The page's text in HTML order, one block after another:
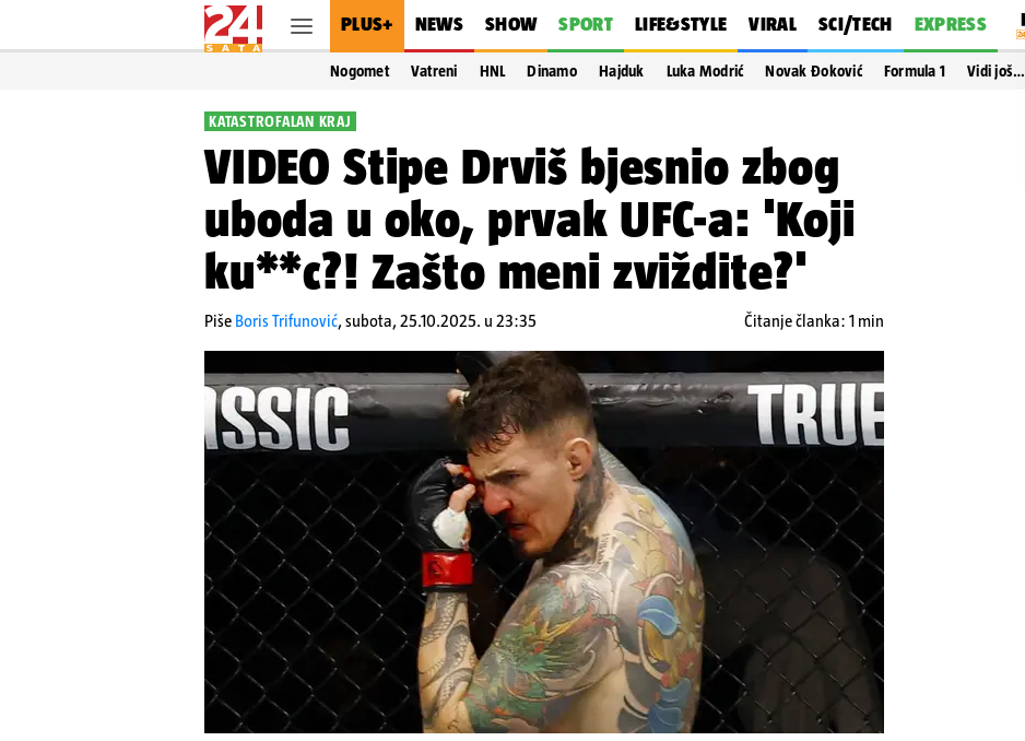
PLUS+ NEWS SHOW SPORT LIFE&STYLE VIRAL SCI/TECH EXPRESS
Nogomet Vatreni HNL Dinamo Hajduk Luka Modrić Novak Đoković Formula 1 Vidi još…
KATASTROFALAN KRAJ
VIDEO Stipe Drviš bjesnio zbog
uboda u oko, prvak UFC-a: 'Koji
ku**c?! Zašto meni zviždite?'
Piše Boris Trifunović,subota, 25.10.2025. u 23:35 Čitanje članka: 1 min